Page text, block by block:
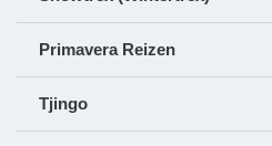
Primavera Reizen
Tjingo